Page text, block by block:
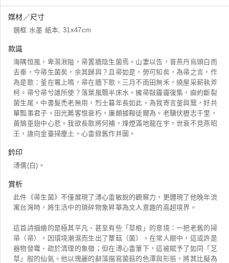
媒材／尺寸
鏡框 水墨 紙本, 31x47cm
款識
海隅恒風，卑濕湫隘，帚置牆陰生菌焉。山妻以告，昔燕丹烏頭白而
去秦，今帚生菌矣，余其歸與？且帚如是，勞可知矣，為帚之言，作
為是歌：釜在竈上鳴，帚在牆下歌。三月不雨田無禾，繞屋采薪執斧
柯。帚兮帚兮誰所使？落葉風飄半床水。擁帚敺霾霾復集，麻約斷裂
菌生尾。中書髮禿老無用，烈士暮年長如此。為我寄言釜與鬵，好共
簞瓢事君子。田光薦客恨衰朽，廉頗據鞍徒爾為。老驥伏櫪志千里，
黃鵠垂翅中心悲。我欲長歌將何補，烽煙滿地龍在宇。世衰不見燕昭
王，誰向金臺掃塵土。心畬錄舊作并圖。
鈐印
溥儒(白)。
賞析
此件《帚生菌》不僅展現了溥心畬敏銳的觀察力，更體現了他晚年流
寓台灣時，將生活中的瑣碎物象昇華為文人意趣的高超境界。
這首詩描繪的是極其平凡、甚至有些「草根」的意境：一把老舊的掃
帚（帚），因環境潮濕而生出了蕈菇（菌）。在常人眼中，這或許是
器物發霉、疏於清理的象徵；但在溥心畬筆下，這被賦予了如同「芝
草」般的仙氣。他以瑰麗的辭藻描寫菌菇的色澤與形態，將其比擬為